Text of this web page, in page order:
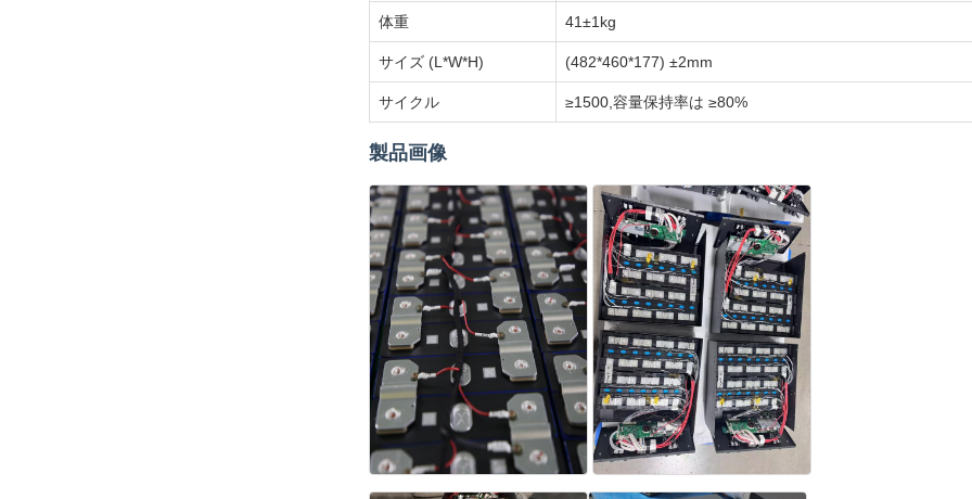
体重 41±1kg
サイズ (L*W*H) (482*460*177) ±2mm
サイクル ≥1500,容量保持率は ≥80%
製品画像